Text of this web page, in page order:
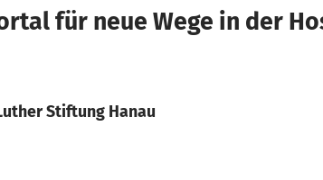
für neue Wege in der
Stiftung Hanau